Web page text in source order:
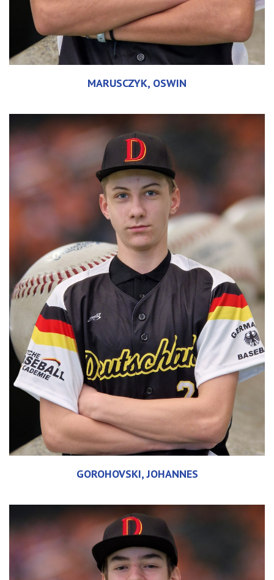
MARUSCZYK, OSWIN
GOROHOVSKI, JOHANNES